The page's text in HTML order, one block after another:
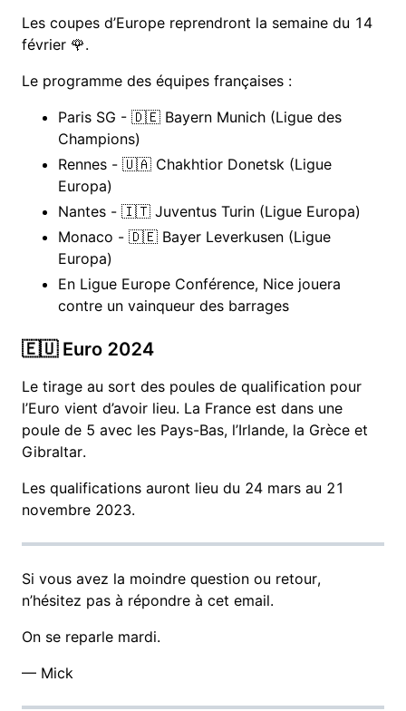
Les coupes d’Europe reprendront la semaine du 14
février 🌹.
Le programme des équipes françaises :
Paris SG - 🇩🇪 Bayern Munich (Ligue des
Champions)
Rennes - 🇺🇦 Chakhtior Donetsk (Ligue
Europa)
Nantes - 🇮🇹 Juventus Turin (Ligue Europa)
Monaco - 🇩🇪 Bayer Leverkusen (Ligue
Europa)
En Ligue Europe Conférence, Nice jouera
contre un vainqueur des barrages
🇪🇺 Euro 2024
Le tirage au sort des poules de qualification pour
l’Euro vient d’avoir lieu. La France est dans une
poule de 5 avec les Pays-Bas, l’Irlande, la Grèce et
Gibraltar.
Les qualifications auront lieu du 24 mars au 21
novembre 2023.
Si vous avez la moindre question ou retour,
n’hésitez pas à répondre à cet email.
On se reparle mardi.
— Mick